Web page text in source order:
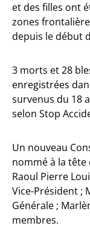
et des filles ont
zones
depuis le début
3 morts et 28
enregistrées
survenus du 18
selon Stop
Un nouveau
nommé à la tête
Raoul Pierre
Vice-Président ;
Générale ;
membres.